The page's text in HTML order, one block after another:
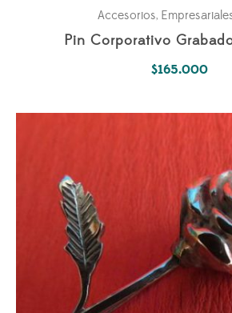
Accesorios,
Pin Corporativo
$165.000